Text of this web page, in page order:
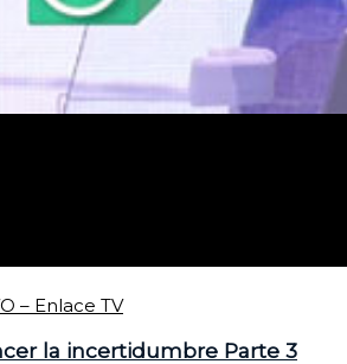
la incertidumbre Parte 3